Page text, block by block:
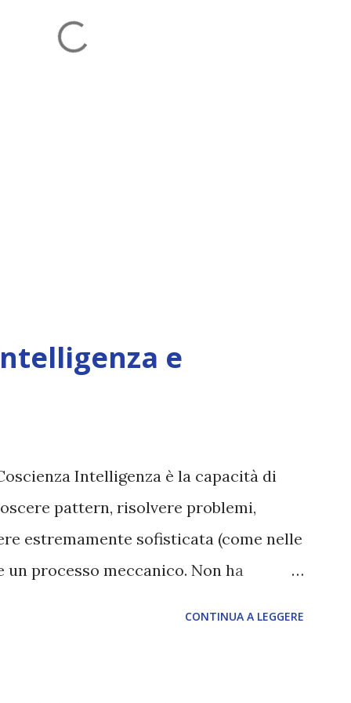
e
Intelligenza è la capacità di
pattern, risolvere problemi,
estremamente sofisticata (come nelle
processo meccanico. Non ha
CONTINUA A LEGGERE